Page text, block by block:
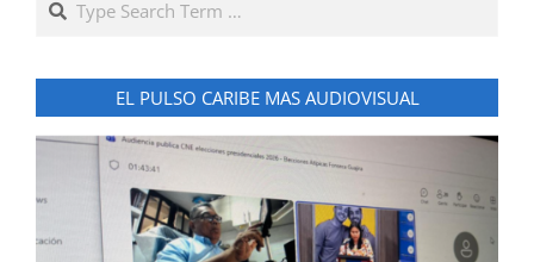
EL PULSO CARIBE MAS AUDIOVISUAL